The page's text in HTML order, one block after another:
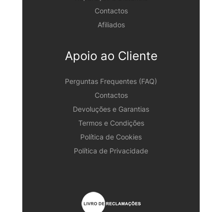
Contactos
Afiliados
Apoio ao Cliente
Perguntas Frequentes (FAQ)
Contactos
Devoluções e Garantias
Termos e Condições
Política de Cookies
Política de Privacidade